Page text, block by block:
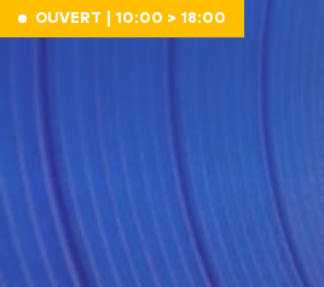
Aller au contenu
OUVERT | 10:00 > 18:00